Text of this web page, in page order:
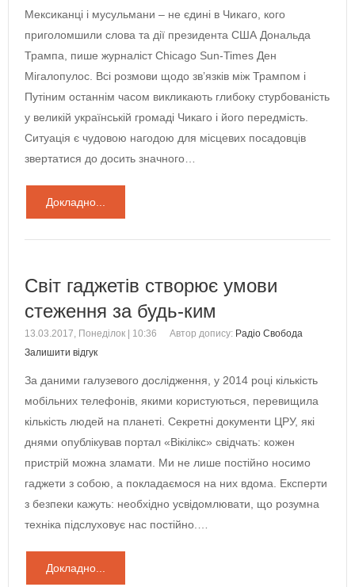
Мексиканці і мусульмани – не єдині в Чикаго, кого
приголомшили слова та дії президента США Дональда
Трампа, пише журналіст Chicago Sun-Times Ден
Мігалопулос. Всі розмови щодо зв’язків між Трампом і
Путіним останнім часом викликають глибоку стурбованість
у великій українській громаді Чикаго і його передмість.
Ситуація є чудовою нагодою для місцевих посадовців
звертатися до досить значного…
Докладно...
Світ гаджетів створює умови
стеження за будь-ким
13.03.2017, Понеділок | 10:36 Автор допису: Радіо Свобода
Залишити відгук
За даними галузевого дослідження, у 2014 році кількість
мобільних телефонів, якими користуються, перевищила
кількість людей на планеті. Секретні документи ЦРУ, які
днями опублікував портал «Вікілікс» свідчать: кожен
пристрій можна зламати. Ми не лише постійно носимо
гаджети з собою, а покладаємося на них вдома. Експерти
з безпеки кажуть: необхідно усвідомлювати, що розумна
техніка підслуховує нас постійно.…
Докладно...